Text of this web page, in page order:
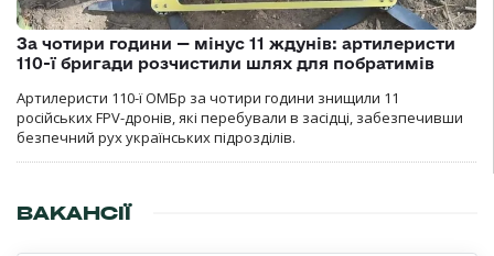
За чотири години — мінус 11 ждунів: артилеристи
110-ї бригади розчистили шлях для побратимів
Артилеристи 110-ї ОМБр за чотири години знищили 11
російських FPV-дронів, які перебували в засідці, забезпечивши
безпечний рух українських підрозділів.
ВАКАНСІЇ